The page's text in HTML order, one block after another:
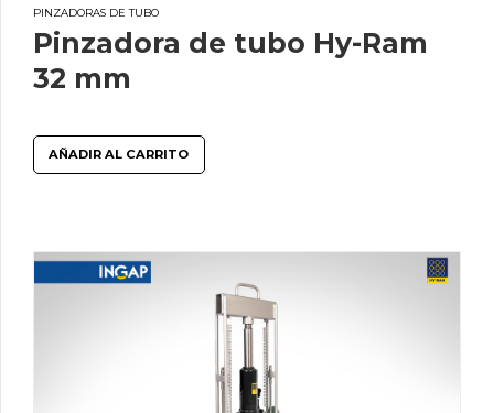
PINZADORAS DE TUBO
Pinzadora de tubo Hy-Ram
32 mm
AÑADIR AL CARRITO